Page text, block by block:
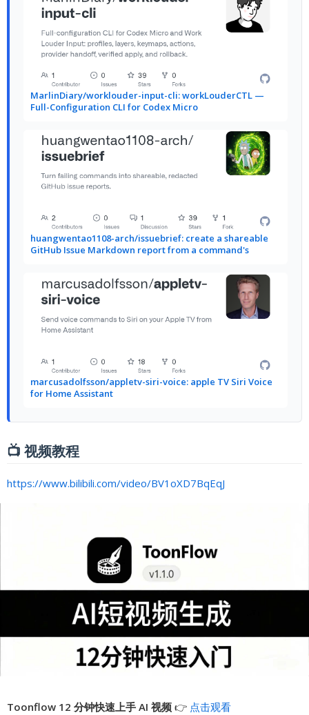
MarlinDiary/worklouder-input-cli: workLouderCTL —
Full-Configuration CLI for Codex Micro
huangwentao1108-arch/issuebrief: create a shareable
GitHub Issue Markdown report from a command's
marcusadolfsson/appletv-siri-voice: apple TV Siri Voice
for Home Assistant
📺 视频教程
https://www.bilibili.com/video/BV1oXD7BqEqJ
Toonflow 12 分钟快速上手 AI 视频 👉 点击观看